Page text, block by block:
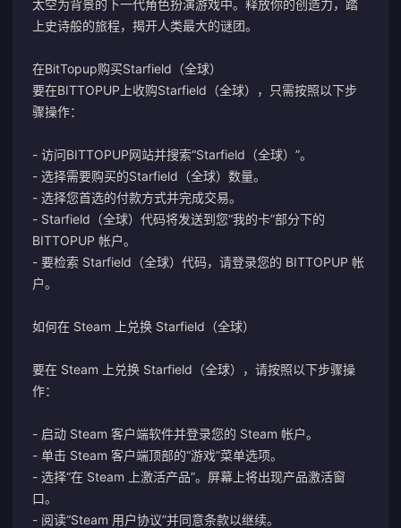
太空为背景的下一代角色扮演游戏中。释放你的创造力，踏
上史诗般的旅程，揭开人类最大的谜团。
在BitTopup购买Starfield（全球）
要在BITTOPUP上收购Starfield（全球），只需按照以下步
骤操作：
- 访问BITTOPUP网站并搜索“Starfield（全球）”。
- 选择需要购买的Starfield（全球）数量。
- 选择您首选的付款方式并完成交易。
- Starfield（全球）代码将发送到您“我的卡”部分下的
BITTOPUP 帐户。
- 要检索 Starfield（全球）代码，请登录您的 BITTOPUP 帐
户。
如何在 Steam 上兑换 Starfield（全球）
要在 Steam 上兑换 Starfield（全球），请按照以下步骤操
作：
- 启动 Steam 客户端软件并登录您的 Steam 帐户。
- 单击 Steam 客户端顶部的“游戏”菜单选项。
- 选择“在 Steam 上激活产品”。屏幕上将出现产品激活窗
口。
- 阅读“Steam 用户协议”并同意条款以继续。